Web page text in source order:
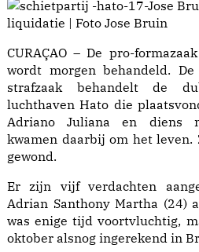
liquidatie | Foto Jose Bruin
CURAÇAO – De pro-
wordt morgen behandeld. De
strafzaak behandelt de
luchthaven Hato die
Adriano Juliana en diens
kwamen daarbij om het leven.
gewond.
Er zijn vijf verdachten
Adrian Santhony Martha (24)
was enige tijd voortvluchtig,
oktober alsnog ingerekend in